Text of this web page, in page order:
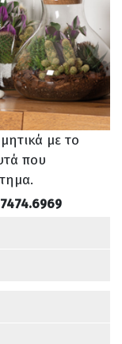
με το
που
7474.6969